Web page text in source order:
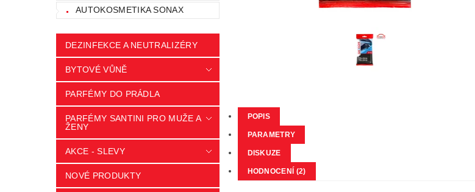
AUTOKOSMETIKA SONAX
DEZINFEKCE A NEUTRALIZÉRY
BYTOVÉ VŮNĚ
PARFÉMY DO PRÁDLA
PARFÉMY SANTINI PRO MUŽE A
ŽENY
AKCE - SLEVY
NOVÉ PRODUKTY
POPIS
PARAMETRY
DISKUZE
HODNOCENÍ (2)